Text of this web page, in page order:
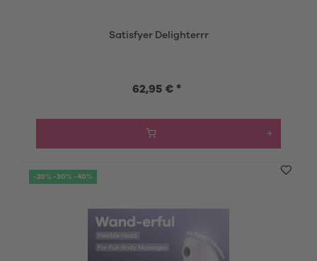
Satisfyer Delighterrr
62,95 € *
-20% -30% -40%